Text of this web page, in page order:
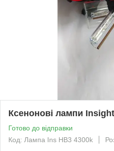
Ксенонові лампи
Готово до відправки
Код: Лампа Ins HB3 4300k